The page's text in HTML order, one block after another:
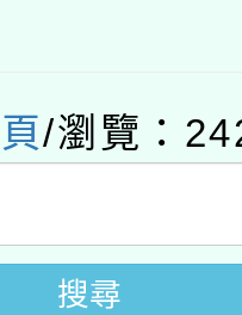
申請許可
辦理「
位及節水達
日(星期六
祈福系列
」
地景藝術
/瀏覽：
搜尋